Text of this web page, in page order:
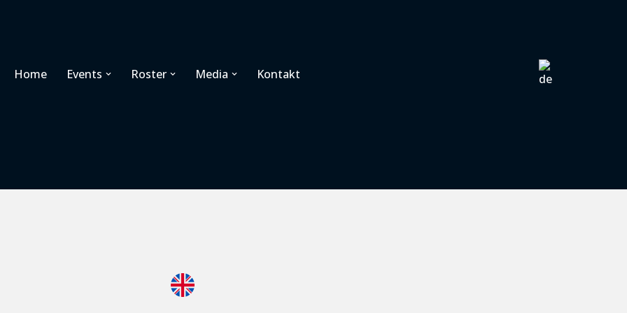
Home Events Roster Media Kontakt